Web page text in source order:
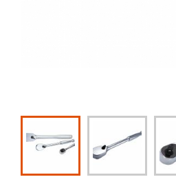
HERRAMIENTAS DE
AUTO REPAIR TOOLS
DESCARGAS